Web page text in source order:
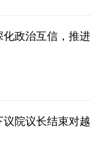
政治互信，推进
院议长结束对越